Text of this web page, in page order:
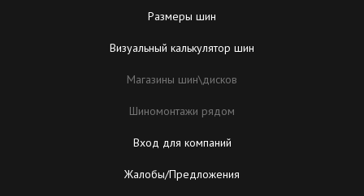
Размеры шин
Визуальный калькулятор шин
Магазины шин\дисков
Шиномонтажи рядом
Вход для компаний
Жалобы/Предложения